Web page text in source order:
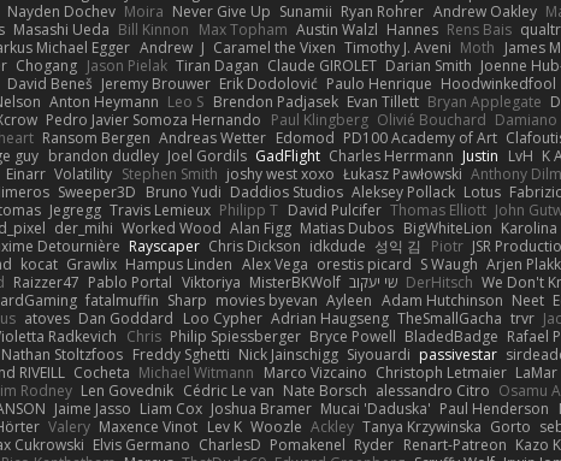
Nayden Dochev Moira Never Give Up Sunamii Ryan Rohrer Andrew Oakley
Masashi Ueda Bill Kinnon Max Topham Austin Walzl Hannes Rens Bais
Michael Egger Andrew J Caramel the Vixen Timothy J. Aveni Moth James
Chogang Jason Pielak Tiran Dagan Claude GIROLET Darian Smith Joenne
David Beneš Jeremy Brouwer Erik Dodolović Paulo Henrique Hoodwinkedfool
Anton Heymann Leo S Brendon Padjasek Evan Tillett Bryan Applegate
Pedro Javier Somoza Hernando Paul Klingberg Olivié Bouchard Damiano
Ransom Bergen Andreas Wetter Edomod PD100 Academy of Art
guy brandon dudley Joel Gordils GadFlight Charles Herrmann Justin LvH K
Einarr Volatility Stephen Smith joshy west xoxo Łukasz Pawłowski Anthony
Sweeper3D Bruno Yudi Daddios Studios Aleksey Pollack Lotus
Jegregg Travis Lemieux Philipp T David Pulcifer Thomas Elliott John
der_mihi Worked Wood Alan Figg Matias Dubos BigWhiteLion Karolina
Detournière Rayscaper Chris Dickson idkdude 성익 김 Piotr JSR
kocat Grawlix Hampus Linden Alex Vega orestis picard S Waugh Arjen
Raizzer47 Pablo Portal Viktoriya MisterBKWolf שי יעקוב DerHitsch We Don't
fatalmuffin Sharp movies byevan Ayleen Adam Hutchinson Neet
atoves Dan Goddard Loo Cypher Adrian Haugseng TheSmallGacha trvr
Radkevich Chris Philip Spiessberger Bryce Powell BladedBadge Rafael
Nathan Stoltzfoos Freddy Sghetti Nick Jainschigg Siyouardi passivestar
RIVEILL Cocheta Michael Witmann Marco Vizcaino Christoph Letmaier LaMar
Rodney Len Govednik Cédric Le van Nate Borsch alessandro Citro Osamu
Jaime Jasso Liam Cox Joshua Bramer Mucai 'Daduska' Paul Henderson
Valery Maxence Vinot Lev K Woozle Ackley Tanya Krzywinska Gorto
Cukrowski Elvis Germano CharlesD Pomakenel Ryder Renart-Patreon Kazo